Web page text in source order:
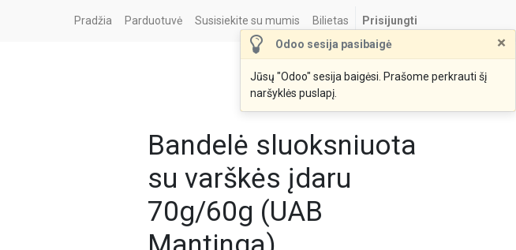
Odoo sesija pasibaigė ×
Jūsų "Odoo" sesija baigėsi. Prašome perkrauti šį
naršyklės puslapį.
Pradžia Parduotuvė Susisiekite su mumis Bilietas Prisijungti
Bandelė sluoksniuota
su varškės įdaru
70g/60g (UAB